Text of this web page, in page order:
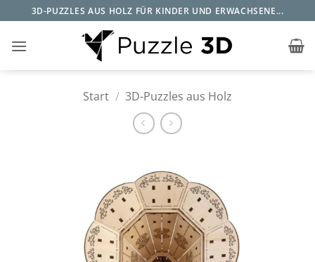
Inhalt
springen
3D-PUZZLES AUS HOLZ FÜR KINDER UND ERWACHSENE...
Start / 3D-Puzzles aus Holz